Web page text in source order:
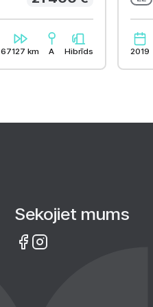
67127 km A Hibrīds 2019
Sekojiet mums